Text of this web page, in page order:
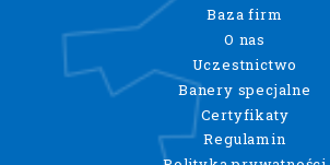
Baza firm
O nas
Uczestnictwo
Banery specjalne
Certyfikaty
Regulamin